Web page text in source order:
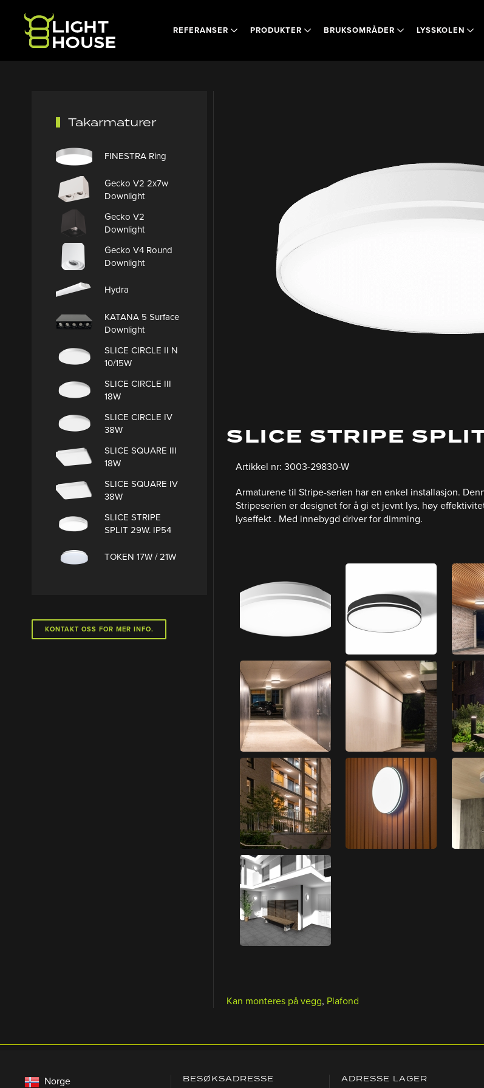
Skip to main content REFERANSER PRODUKTER BRUKSOMRÅDER LYSSKOLEN
SLICE STRIPE
Artikkel nr: 3003-29830-W
Armaturene til Stripe-serien har en enkel installasjon.
Stripeserien er designet for å gi et jevnt lys, høy
lyseffekt . Med innebygd driver for dimming.
Kan monteres på vegg, Plafond
Takarmaturer
FINESTRA Ring
Gecko V2 2x7w
Downlight
Gecko V2
Downlight
Gecko V4 Round
Downlight
Hydra
KATANA 5 Surface
Downlight
SLICE CIRCLE II N
10/15W
SLICE CIRCLE III
18W
SLICE CIRCLE IV
38W
SLICE SQUARE III
18W
SLICE SQUARE IV
38W
SLICE STRIPE
SPLIT 29W. IP54
TOKEN 17W / 21W
KONTAKT OSS FOR MER INFO.
Norge BESØKSADRESSE ADRESSE LAGER